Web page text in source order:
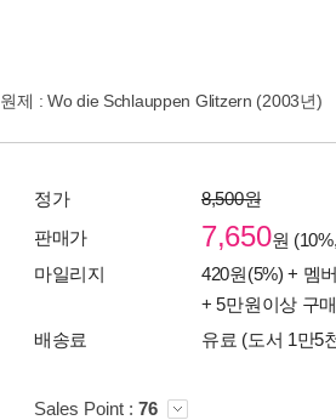
원제 : Wo die Schlauppen Glitzern (2003년)
정가
8,500원
판매가
7,650원
마일리지
420원(5%) + 멤
+ 5만원이상 구
배송료
유료 (도서 1만5
Sales Point : 76